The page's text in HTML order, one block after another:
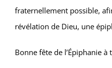
fraternellement possible,
révélation de Dieu, une
Bonne fête de l’Épiphanie à